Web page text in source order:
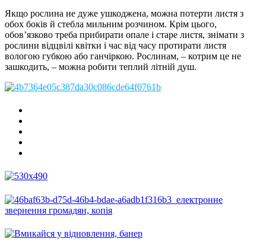
Якщо рослина не дуже ушкоджена, можна потерти листя з
обох боків й стебла мильним розчином. Крім цього,
обов’язково треба прибирати опале і старе листя, знімати з
рослини відцвілі квітки і час від часу протирати листя
вологою губкою або ганчіркою. Рослинам, – котрим це не
зашкодить, – можна робити теплий літній душ.